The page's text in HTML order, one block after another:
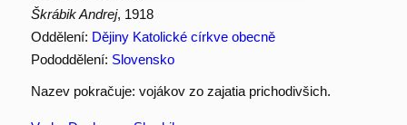
Škrábik Andrej, 1918
Oddělení: Dějiny Katolické církve obecně
Pododdělení: Slovensko
Nazev pokračuje: vojákov zo zajatia prichodivšich.